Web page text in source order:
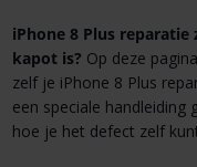
iPhone 8 Plus
kapot is? Op deze
zelf je iPhone 8 Plus
een speciale
hoe je het defect zelf